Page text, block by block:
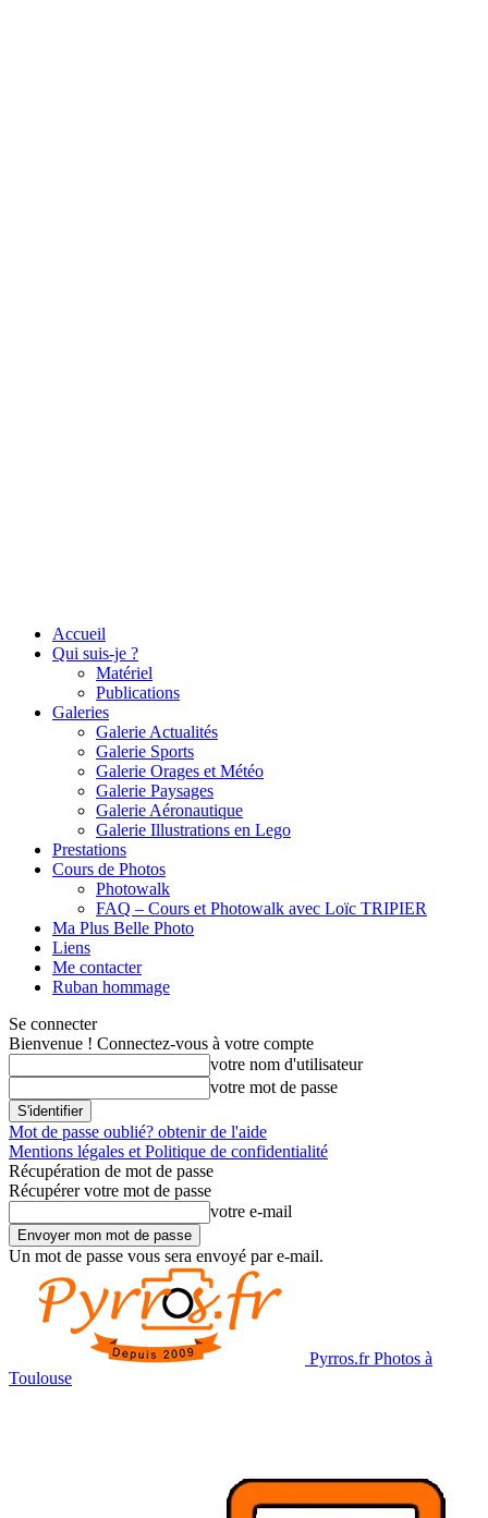
Accueil
Qui suis-je ?
Matériel
Publications
Galeries
Galerie Actualités
Galerie Sports
Galerie Orages et Météo
Galerie Paysages
Galerie Aéronautique
Galerie Illustrations en Lego
Prestations
Cours de Photos
Photowalk
FAQ – Cours et Photowalk avec Loïc TRIPIER
Ma Plus Belle Photo
Liens
Me contacter
Ruban hommage
Se connecter
Bienvenue ! Connectez-vous à votre compte
votre nom d'utilisateur
votre mot de passe
Mot de passe oublié? obtenir de l'aide
Mentions légales et Politique de confidentialité
Récupération de mot de passe
Récupérer votre mot de passe
votre e-mail
Un mot de passe vous sera envoyé par e-mail.
Pyrros.fr Photos à
Toulouse